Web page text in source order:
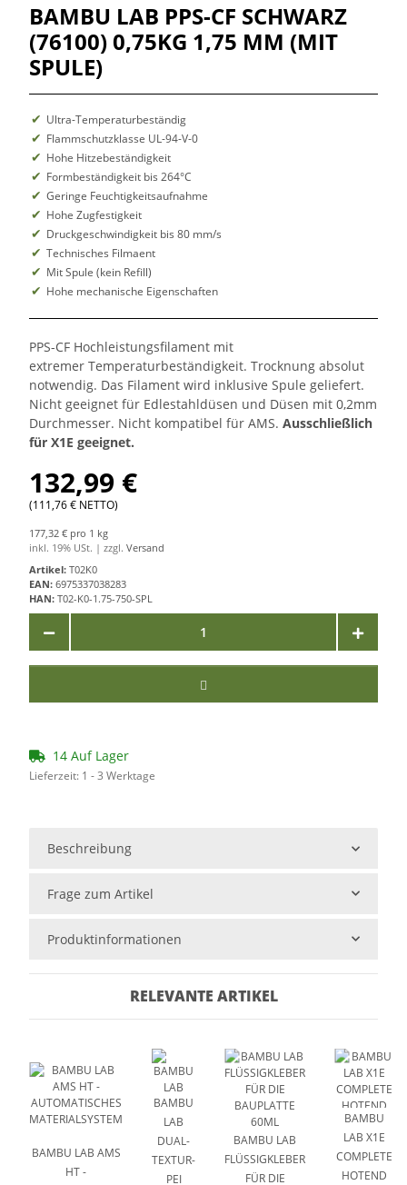
BAMBU LAB PPS-CF SCHWARZ
(76100) 0,75KG 1,75 MM (MIT
SPULE)
Ultra-Temperaturbeständig
Flammschutzklasse UL-94-V-0
Hohe Hitzebeständigkeit
Formbeständigkeit bis 264°C
Geringe Feuchtigkeitsaufnahme
Hohe Zugfestigkeit
Druckgeschwindigkeit bis 80 mm/s
Technisches Filmaent
Mit Spule (kein Refill)
Hohe mechanische Eigenschaften
PPS-CF Hochleistungsfilament mit
extremer Temperaturbeständigkeit. Trocknung absolut
notwendig. Das Filament wird inklusive Spule geliefert.
Nicht geeignet für Edlestahldüsen und Düsen mit 0,2mm
Durchmesser. Nicht kompatibel für AMS. Ausschließlich
für X1E geeignet.
132,99 €
(111,76 € NETTO)
177,32 € pro 1 kg
inkl. 19% USt. | zzgl. Versand
Artikel: T02K0
EAN: 6975337038283
HAN: T02-K0-1.75-750-SPL
14 Auf Lager
Lieferzeit: 1 - 3 Werktage
Beschreibung
Frage zum Artikel
Produktinformationen
RELEVANTE ARTIKEL
BAMBU LAB AMS
HT -
BAMBU
LAB
DUAL-
TEXTUR-
PEI
BAMBU LAB
FLÜSSIGKLEBER
FÜR DIE
BAMBU
LAB X1E
COMPLETE
HOTEND